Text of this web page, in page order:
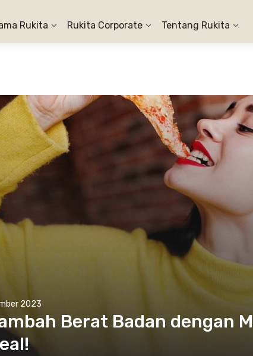
Rukita Rukita Corporate Tentang Rukita
2023
Berat Badan dengan